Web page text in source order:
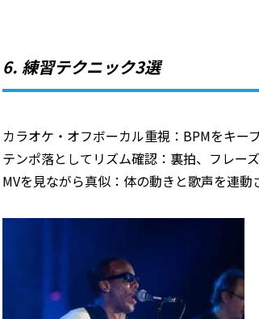
6. 練習テクニック3選
カラオケ・オフボーカル重視：BPMをキー
テンポ落としてリズム確認：裏拍、フレー
MVを見ながら真似：体の動きと歌声を連動